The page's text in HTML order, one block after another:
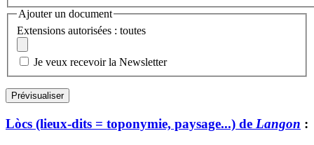
Ajouter un document
Extensions autorisées : toutes
Je veux recevoir la Newsletter
Lòcs (lieux-dits = toponymie, paysage...) de Langon :